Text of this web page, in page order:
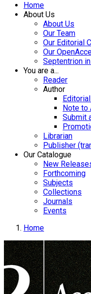
Home
About Us
About Us
Our Team
Our Editorial
Our
Septentrion
You are a...
Reader
Author
Note to
Submit
Librarian
Publisher
Our Catalogue
New
Forthcoming
Subjects
Collections
Journals
Events
Home